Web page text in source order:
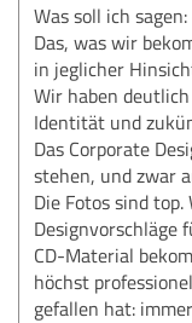
Was soll ich
Das, was wir
in jeglicher
Wir haben
Identität und
Das Corporate
stehen, und zwar
Die Fotos sind
Designvorschläge
CD-Material
höchst
gefallen hat: